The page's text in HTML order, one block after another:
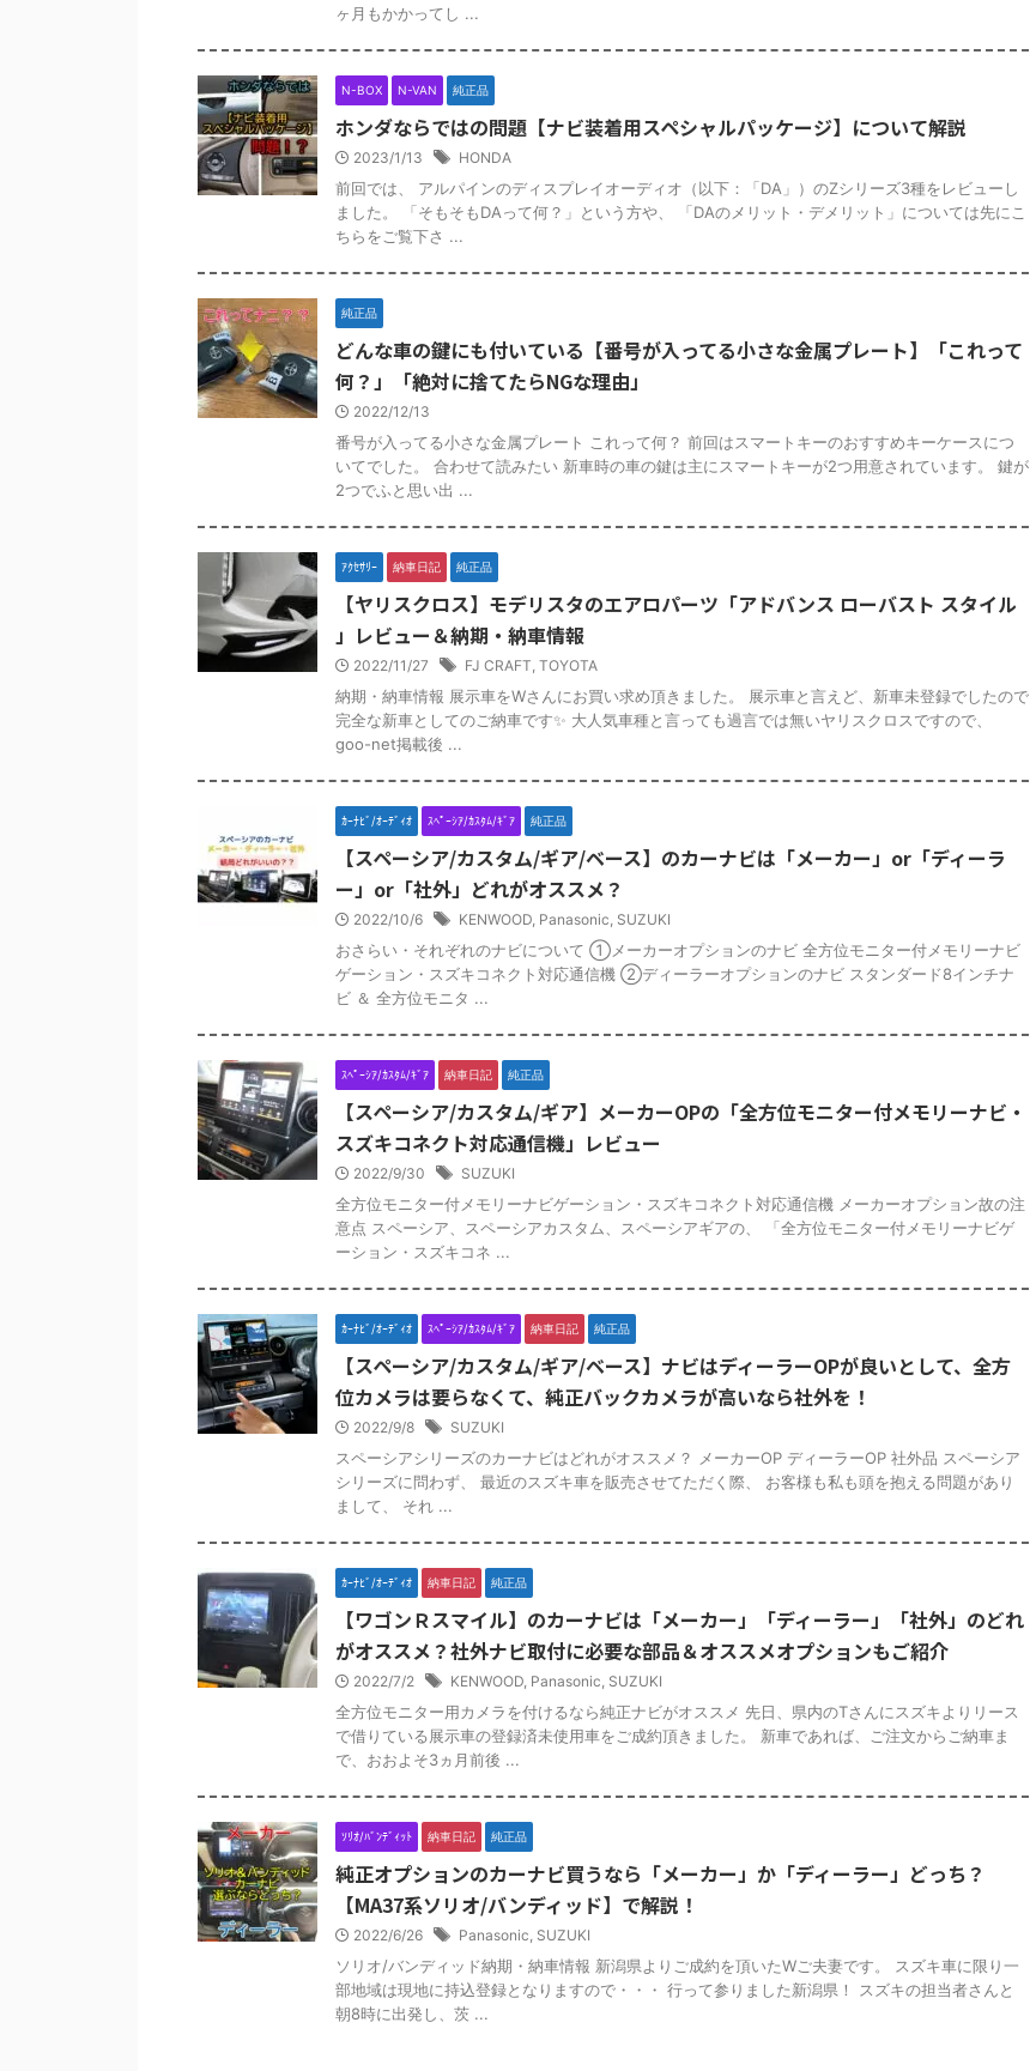
ヶ月もかかってし ...
N-BOX N-VAN 純正品
ホンダならではの問題【ナビ装着用スペシャルパッケージ】について解説
2023/1/13 HONDA
前回では、 アルパインのディスプレイオーディオ（以下：「DA」）のZシリーズ3種をレビューし
ました。 「そもそもDAって何？」という方や、 「DAのメリット・デメリット」については先にこ
ちらをご覧下さ ...
純正品
どんな車の鍵にも付いている【番号が入ってる小さな金属プレート】「これって
何？」「絶対に捨てたらNGな理由」
2022/12/13
番号が入ってる小さな金属プレート これって何？ 前回はスマートキーのおすすめキーケースにつ
いてでした。 合わせて読みたい 新車時の車の鍵は主にスマートキーが2つ用意されています。 鍵が
2つでふと思い出 ...
ｱｸｾｻﾘｰ 納車日記 純正品
【ヤリスクロス】モデリスタのエアロパーツ「アドバンス ローバスト スタイル
」レビュー＆納期・納車情報
2022/11/27 FJ CRAFT, TOYOTA
納期・納車情報 展示車をWさんにお買い求め頂きました。 展示車と言えど、新車未登録でしたので
完全な新車としてのご納車です✨ 大人気車種と言っても過言では無いヤリスクロスですので、
goo-net掲載後 ...
ｶｰﾅﾋﾞ/ｵｰﾃﾞｨｵ ｽﾍﾟｰｼｱ/ｶｽﾀﾑ/ｷﾞｱ 純正品
【スペーシア/カスタム/ギア/ベース】のカーナビは「メーカー」or「ディーラ
ー」or「社外」どれがオススメ？
2022/10/6 KENWOOD, Panasonic, SUZUKI
おさらい・それぞれのナビについて ①メーカーオプションのナビ 全方位モニター付メモリーナビ
ゲーション・スズキコネクト対応通信機 ②ディーラーオプションのナビ スタンダード8インチナ
ビ ＆ 全方位モニタ ...
ｽﾍﾟｰｼｱ/ｶｽﾀﾑ/ｷﾞｱ 納車日記 純正品
【スペーシア/カスタム/ギア】メーカーOPの「全方位モニター付メモリーナビ・
スズキコネクト対応通信機」レビュー
2022/9/30 SUZUKI
全方位モニター付メモリーナビゲーション・スズキコネクト対応通信機 メーカーオプション故の注
意点 スペーシア、スペーシアカスタム、スペーシアギアの、 「全方位モニター付メモリーナビゲ
ーション・スズキコネ ...
ｶｰﾅﾋﾞ/ｵｰﾃﾞｨｵ ｽﾍﾟｰｼｱ/ｶｽﾀﾑ/ｷﾞｱ 納車日記 純正品
【スペーシア/カスタム/ギア/ベース】ナビはディーラーOPが良いとして、全方
位カメラは要らなくて、純正バックカメラが高いなら社外を！
2022/9/8 SUZUKI
スペーシアシリーズのカーナビはどれがオススメ？ メーカーOP ディーラーOP 社外品 スペーシア
シリーズに問わず、 最近のスズキ車を販売させてただく際、 お客様も私も頭を抱える問題があり
まして、 それ ...
ｶｰﾅﾋﾞ/ｵｰﾃﾞｨｵ 納車日記 純正品
【ワゴンＲスマイル】のカーナビは「メーカー」「ディーラー」「社外」のどれ
がオススメ？社外ナビ取付に必要な部品＆オススメオプションもご紹介
2022/7/2 KENWOOD, Panasonic, SUZUKI
全方位モニター用カメラを付けるなら純正ナビがオススメ 先日、県内のTさんにスズキよりリース
で借りている展示車の登録済未使用車をご成約頂きました。 新車であれば、ご注文からご納車ま
で、おおよそ3ヵ月前後 ...
ｿﾘｵ/ﾊﾞﾝﾃﾞｨｯﾄ 納車日記 純正品
純正オプションのカーナビ買うなら「メーカー」か「ディーラー」どっち？
【MA37系ソリオ/バンディッド】で解説！
2022/6/26 Panasonic, SUZUKI
ソリオ/バンディッド納期・納車情報 新潟県よりご成約を頂いたWご夫妻です。 スズキ車に限り一
部地域は現地に持込登録となりますので・・・ 行って参りました新潟県！ スズキの担当者さんと
朝8時に出発し、茨 ...